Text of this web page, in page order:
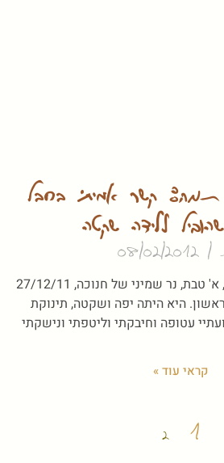
תמה: קשר אמיתי בחבל
ללידה שקטה
08/02/2012
תמה נולדה ביום שלישי, א' טבת, נר שמיני של חנוכה, 27/12/11
בוקר ראשון. היא היתה יפה ושקטה, תינוקת
עטופה וחיבקתי וליטפתי ונישקתי
קראי עוד »
1
2